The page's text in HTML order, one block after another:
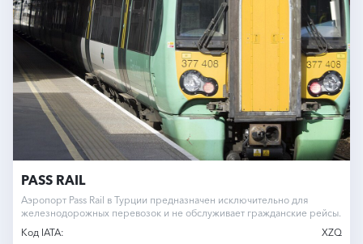
PASS RAIL
Аэропорт Pass Rail в Турции предназначен исключительно для
железнодорожных перевозок и не обслуживает гражданские рейсы.
Код IATA:
XZQ